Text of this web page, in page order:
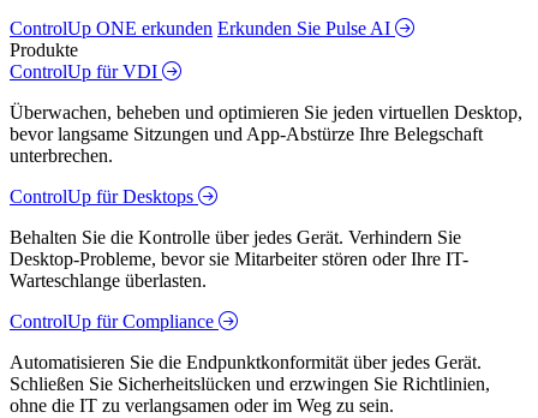
ControlUp ONE erkunden Erkunden Sie Pulse AI
Produkte
ControlUp für VDI
Überwachen, beheben und optimieren Sie jeden virtuellen Desktop,
bevor langsame Sitzungen und App-Abstürze Ihre Belegschaft
unterbrechen.
ControlUp für Desktops
Behalten Sie die Kontrolle über jedes Gerät. Verhindern Sie
Desktop-Probleme, bevor sie Mitarbeiter stören oder Ihre IT-
Warteschlange überlasten.
ControlUp für Compliance
Automatisieren Sie die Endpunktkonformität über jedes Gerät.
Schließen Sie Sicherheitslücken und erzwingen Sie Richtlinien,
ohne die IT zu verlangsamen oder im Weg zu sein.